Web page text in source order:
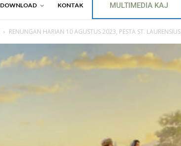
DOWNLOAD KONTAK MULTIMEDIA KAJ
RENUNGAN HARIAN 10 AGUSTUS 2023, PESTA ST. LAURENSIUS